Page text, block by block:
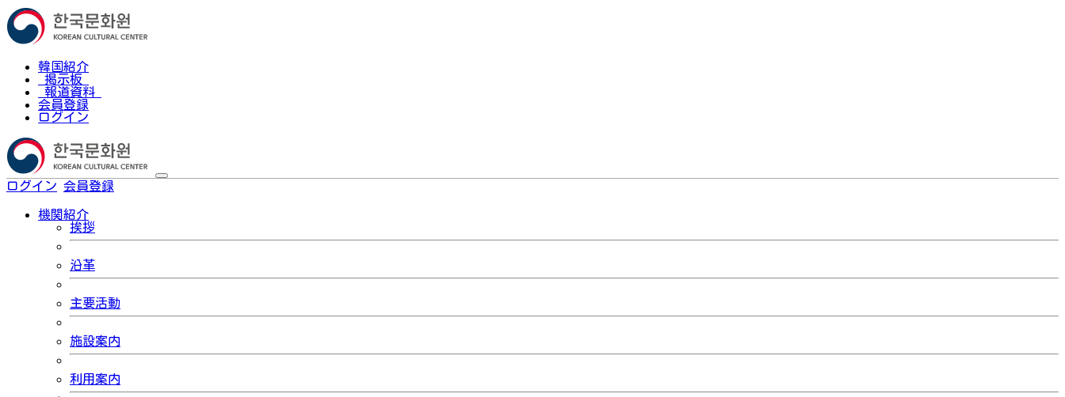
韓国紹介
掲示板
報道資料
会員登録
ログイン
ログイン 会員登録
機関紹介
挨拶
沿革
主要活動
施設案内
利用案内